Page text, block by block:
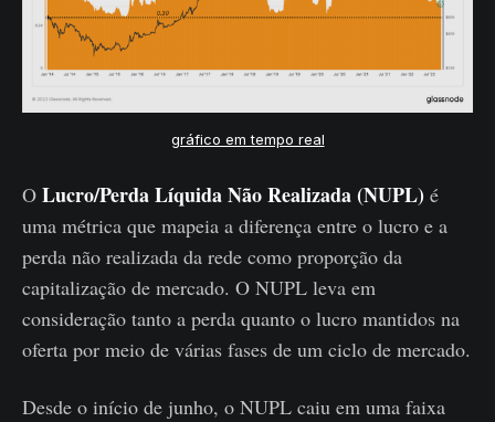
gráfico em tempo real
O Lucro/Perda Líquida Não Realizada (NUPL) é
uma métrica que mapeia a diferença entre o lucro e a
perda não realizada da rede como proporção da
capitalização de mercado. O NUPL leva em
consideração tanto a perda quanto o lucro mantidos na
oferta por meio de várias fases de um ciclo de mercado.
Desde o início de junho, o NUPL caiu em uma faixa